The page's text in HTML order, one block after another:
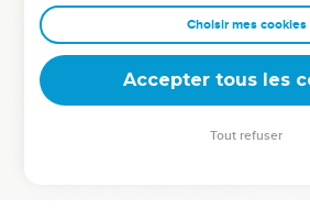
Ceux qui s'attachent à des vanités
abandonnent celui qui leur fait
Mais moi, je t'offrirai des sacrifices
Choisir mes cookies
Accepter tous les
Tout refuser